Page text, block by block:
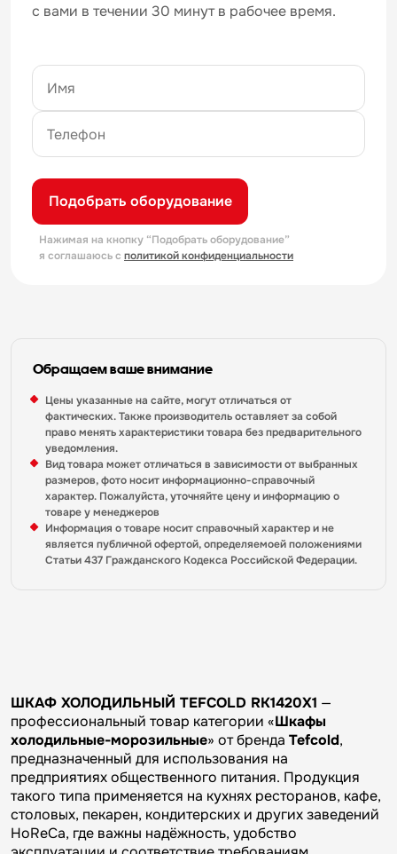
с вами в течении 30 минут в рабочее время.
Подобрать оборудование
Нажимая на кнопку “Подобрать оборудование”
я соглашаюсь с политикой конфиденциальности
Обращаем ваше внимание
Цены указанные на сайте, могут отличаться от
фактических. Также производитель оставляет за собой
право менять характеристики товара без предварительного
уведомления.
Вид товара может отличаться в зависимости от выбранных
размеров, фото носит информационно-справочный
характер. Пожалуйста, уточняйте цену и информацию о
товаре у менеджеров
Информация о товаре носит справочный характер и не
является публичной офертой, определяемоей положениями
Статьи 437 Гражданского Кодекса Российской Федерации.
ШКАФ ХОЛОДИЛЬНЫЙ TEFCOLD RK1420X1 —
профессиональный товар категории «Шкафы
холодильные-морозильные» от бренда Tefcold,
предназначенный для использования на
предприятиях общественного питания. Продукция
такого типа применяется на кухнях ресторанов, кафе,
столовых, пекарен, кондитерских и других заведений
HoReCa, где важны надёжность, удобство